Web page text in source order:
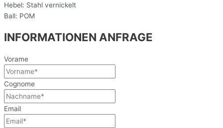
Hebel: Stahl vernickelt
Ball: POM
INFORMATIONEN ANFRAGE​
Vorame
Cognome
Email